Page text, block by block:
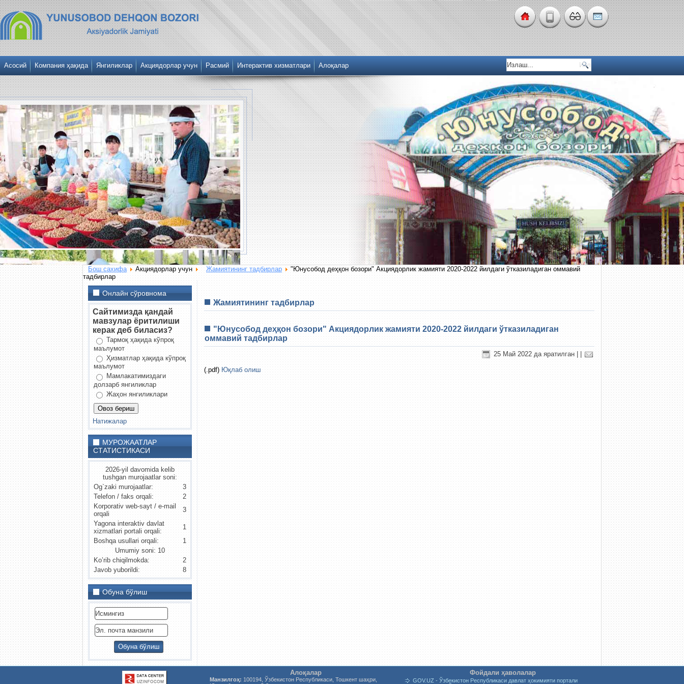
Асосий Компания ҳақида Янгиликлар Акциядорлар учун Расмий Интерактив хизматлари Алоқалар
Бош сахифа Акциядорлар учун Жамиятининг тадбирлар
"Юнусобод деҳқон бозори" Акциядорлик жамияти 2020-2022 йилдаги ўтказиладиган оммавий
тадбирлар
Онлайн сўровнома
Сайтимизда қандай
мавзулар ёритилиши
керак деб биласиз?
Тармоқ ҳақида кўпроқ
маълумот
Ҳизматлар ҳақида кўпроқ
маълумот
Мамлакатимиздаги
долзарб янгиликлар
Жаҳон янгиликлари
Натижалар
МУРОЖААТЛАР
СТАТИСТИКАСИ
2026-yil davomida kelib
tushgan murojaatlar soni:
Og`zaki murojaatlar:
3
Telefon / faks orqali:
2
Korporativ web-sayt / e-mail
orqali
3
Yagona interaktiv davlat
xizmatlari portali orqali:
1
Boshqa usullari orqali:
1
Umumiy soni: 10
Ko’rib chiqilmokda:
2
Javob yuborildi:
8
Обуна бўлиш
Жамиятининг тадбирлар
"Юнусобод деҳқон бозори" Акциядорлик жамияти 2020-2022 йилдаги ўтказиладиган
оммавий тадбирлар
25 Май 2022 да яратилган
(.pdf) Юқлаб олиш
Алоқалар
Манзилгоҳ: 100194, Ўзбекистон Республикаси, Тошкент шаҳри,
Фойдали ҳаволалар
GOV.UZ - Ўзбекистон Республикаси давлат ҳокимияти портали